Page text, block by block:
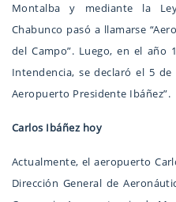
Montalba y mediante la
Chabunco pasó a llamarse
del Campo”. Luego, en el año
Intendencia, se declaró el 5
Aeropuerto Presidente Ibáñez”.
Carlos Ibáñez hoy
Actualmente, el aeropuerto
Dirección General de